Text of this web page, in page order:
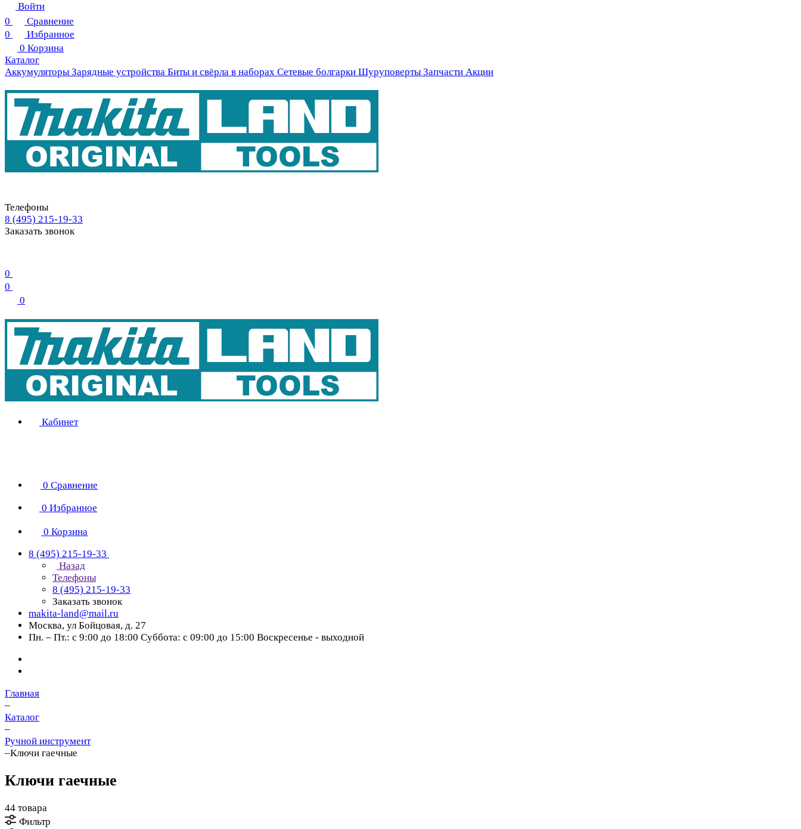
Войти
0
Сравнение
0
Избранное
0 Корзина
Каталог
Аккумуляторы Зарядные устройства Биты и свёрла в наборах Сетевые болгарки Шуруповерты Запчасти Акции
Телефоны
8 (495) 215-19-33
Заказать звонок
0
0
0
Кабинет
0 Сравнение
0 Избранное
0 Корзина
8 (495) 215-19-33
Назад
Телефоны
8 (495) 215-19-33
Заказать звонок
makita-land@mail.ru
Москва, ул Бойцовая, д. 27
Пн. – Пт.: с 9:00 до 18:00 Суббота: с 09:00 до 15:00 Воскресенье - выходной
Главная
–
Каталог
–
Ручной инструмент
–Ключи гаечные
Ключи гаечные
44 товара
Фильтр